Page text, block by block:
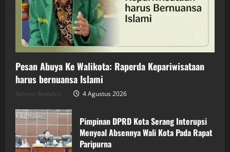
Pesan Abuya Ke Walikota: Raperda Kepariwisataan
harus bernuansa Islami
4 Agustus 2026
Pimpinan DPRD Kota Serang Interupsi
Menyoal Absennya Wali Kota Pada Rapat
Paripurna